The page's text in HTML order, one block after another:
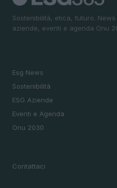
Sostenibilità, etica, futuro. News
aziende, eventi e agenda Onu
Esg News
Sostenibilità
ESG Aziende
Eventi e Agenda
Onu 2030
Contattaci